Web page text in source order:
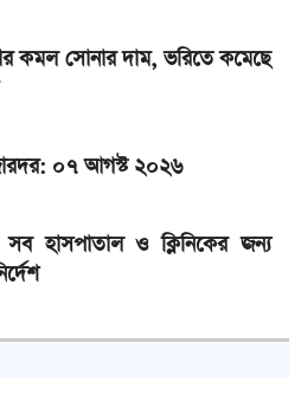
কমল সোনার দাম, ভরিতে কমেছে
০৭ আগস্ট ২০২৬
সব হাসপাতাল ও ক্লিনিকের জন্য